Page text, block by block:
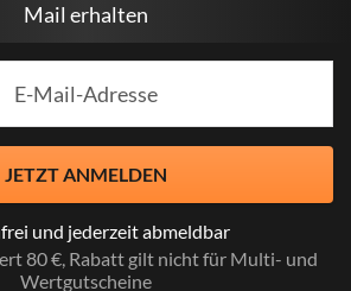
Mail erhalten
JETZT ANMELDEN
und jederzeit abmeldbar
80 €, Rabatt gilt nicht für Multi- und
Wertgutscheine